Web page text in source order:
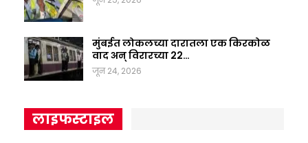
मुंबईत लोकलच्या दारातला एक किरकोळ
वाद अन् विरारच्या 22…
जून 24, 2026
लाइफस्टाइल